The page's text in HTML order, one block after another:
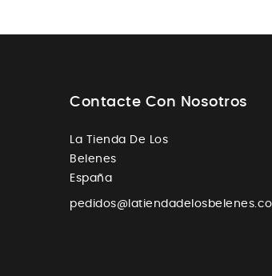
Contacte Con Nosotros
La Tienda De Los
Belenes
España